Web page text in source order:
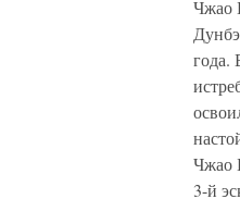
Чжао
года.
Чжао
3-й